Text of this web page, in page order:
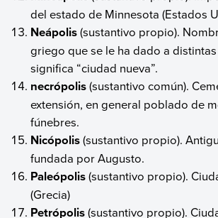
del estado de Minnesota (Estados
Neápolis(sustantivo propio).
griego que se le ha dado a
significa “ciudad nueva”.
necrópolis(sustantivo común).
extensión, en general poblado de
fúnebres.
Nicópolis(sustantivo propio).
fundada por Augusto.
Paleópolis(sustantivo propio).
(Grecia)
Petrópolis(sustantivo propio).